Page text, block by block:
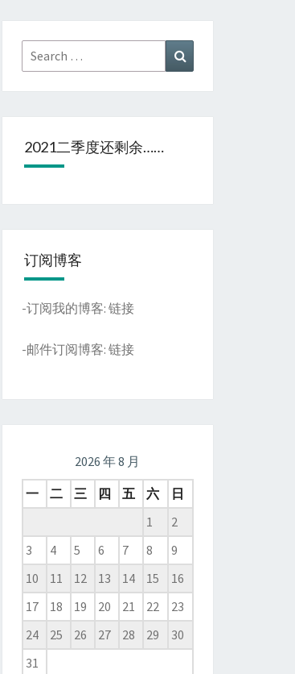
Search
for:
2021二季度还剩余……
订阅博客
-订阅我的博客: 链接
-邮件订阅博客: 链接
2026 年 8 月
一
二 三 四 五 六
日
1
2
3
4 5 6 7 8
9
10
11 12 13 14 15
16
17
18 19 20 21 22
23
24
25 26 27 28 29
30
31